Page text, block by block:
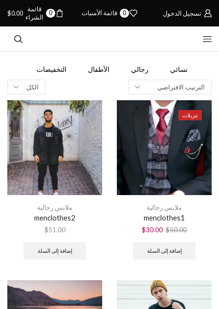
تسجيل الدخول 0 قائمة الأمنيات 0
قائمة
الشراء
$0.00
نسائي رجالي الأطفال التخفيضات
Products
per
page
تنزيلات
ملابس رجالية
menclothes1
$50.00
السعر
هو:
$30.00 السعر
إضافة إلى السلة
ملابس رجالية
menclothes2
$51.00
إضافة إلى السلة